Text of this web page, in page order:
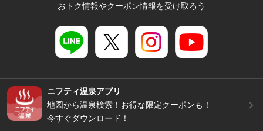
おトク情報やクーポン情報を受け取ろう
ニフティ温泉アプリ
地図から温泉検索！お得な限定クーポンも！
今すぐダウンロード！